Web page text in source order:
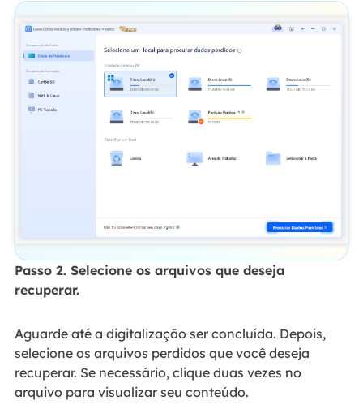
Passo 2. Selecione os arquivos que deseja
recuperar.
Aguarde até a digitalização ser concluída. Depois,
selecione os arquivos perdidos que você deseja
recuperar. Se necessário, clique duas vezes no
arquivo para visualizar seu conteúdo.